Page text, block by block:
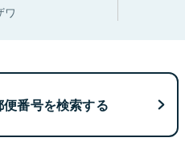
ワ
便番号を検索する